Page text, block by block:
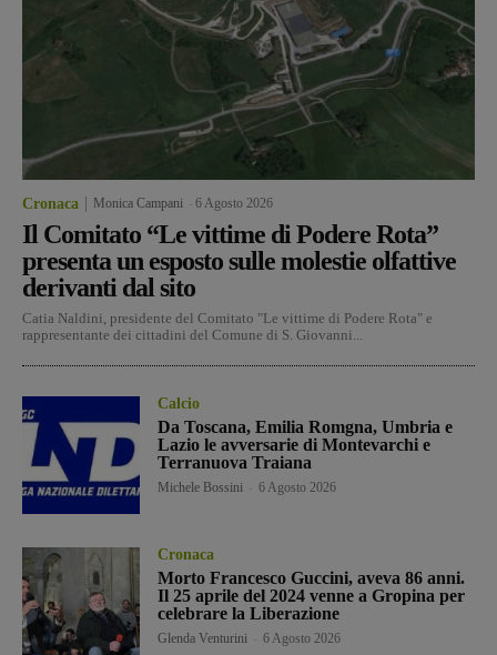
Cronaca Monica Campani 6 Agosto 2026
Il Comitato “Le vittime di Podere Rota”
presenta un esposto sulle molestie olfattive
derivanti dal sito
Catia Naldini, presidente del Comitato "Le vittime di Podere Rota" e
rappresentante dei cittadini del Comune di S. Giovanni...
Calcio
Da Toscana, Emilia Romgna, Umbria e
Lazio le avversarie di Montevarchi e
Terranuova Traiana
Michele Bossini 6 Agosto 2026
Cronaca
Morto Francesco Guccini, aveva 86 anni.
Il 25 aprile del 2024 venne a Gropina per
celebrare la Liberazione
Glenda Venturini 6 Agosto 2026